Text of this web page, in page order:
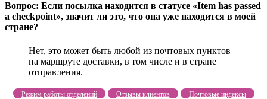
Вопрос: Если посылка находится в статусе «Item has passed
a checkpoint», значит ли это, что она уже находится в моей
стране?
Нет, это может быть любой из почтовых пунктов
на маршруте доставки, в том числе и в стране
отправления.
Режим работы отделений Отзывы клиентов
Почтовые индексы